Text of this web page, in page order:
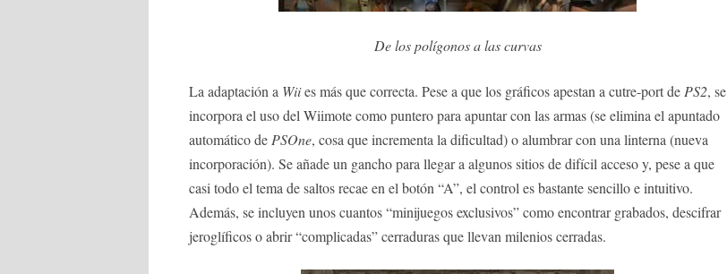
De los polígonos a las curvas
La adaptación a Wiies más que correcta. Pese a que los gráficos apestan a cutre-port de PS2, se
incorpora el uso del Wiimote como puntero para apuntar con las armas (se elimina el apuntado
automático de PSOne, cosa que incrementa la dificultad) o alumbrar con una linterna (nueva
incorporación). Se añade un gancho para llegar a algunos sitios de difícil acceso y, pese a que
casi todo el tema de saltos recae en el botón “A”, el control es bastante sencillo e intuitivo.
Además, se incluyen unos cuantos “minijuegos exclusivos” como encontrar grabados, descifrar
jeroglíficos o abrir “complicadas” cerraduras que llevan milenios cerradas.